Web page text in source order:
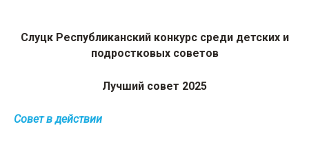
Слуцк Республиканский конкурс среди детских и
подростковых советов
Лучший совет 2025
Совет в действии